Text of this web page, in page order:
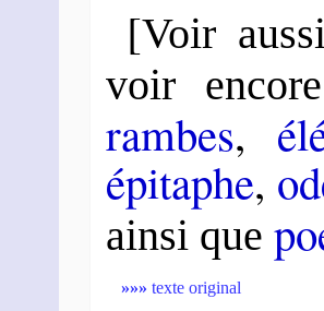
[Voir
voir en­core
rambes,
épi­taphe,
ain­si que
»»» texte original